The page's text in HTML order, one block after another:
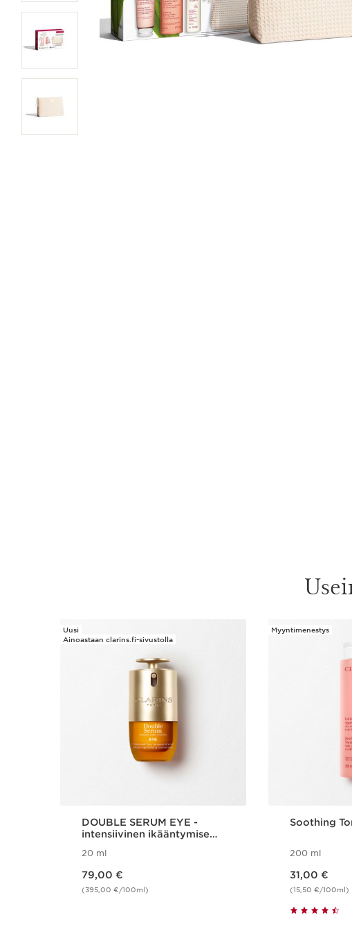
SIIRRY SISÄLTÖÖN
Uusi
Ainoastaan clarins.fi-sivustolla
DOUBLE SERUM EYE -
intensiivinen ikääntymisen
silmänympäryshoito
20 ml
79,00 €
(395,00 €/100ml)
Myyntimenestys
Soothing
200 ml
31,00 €
(15,50 €/100ml)